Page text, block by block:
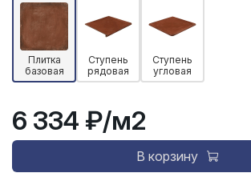
Плитка
базовая
Ступень
рядовая
Ступень
угловая
6 334 ₽/м2
В корзину